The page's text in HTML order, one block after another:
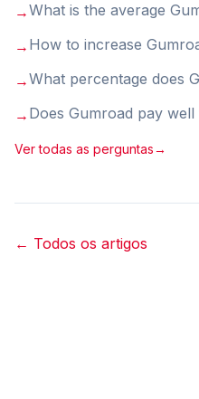
→What is the average
→ How to increase
→What percentage does
→ Does Gumroad pay
Ver todas as perguntas→
← Todos os artigos